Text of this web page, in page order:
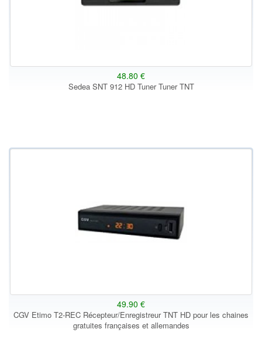
48.80 €
Sedea SNT 912 HD Tuner Tuner TNT
49.90 €
CGV Etimo T2-REC Récepteur/Enregistreur TNT HD pour les chaines
gratuites françaises et allemandes